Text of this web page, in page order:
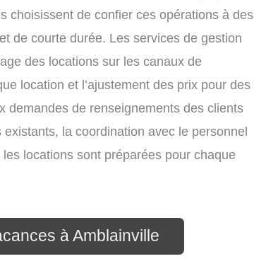
choisissent de confier ces opérations à des
de courte durée. Les services de gestion
des locations sur les canaux de
location et l’ajustement des prix pour des
demandes de renseignements des clients
la coordination avec le personnel
locations sont préparées pour chaque
à Amblainville